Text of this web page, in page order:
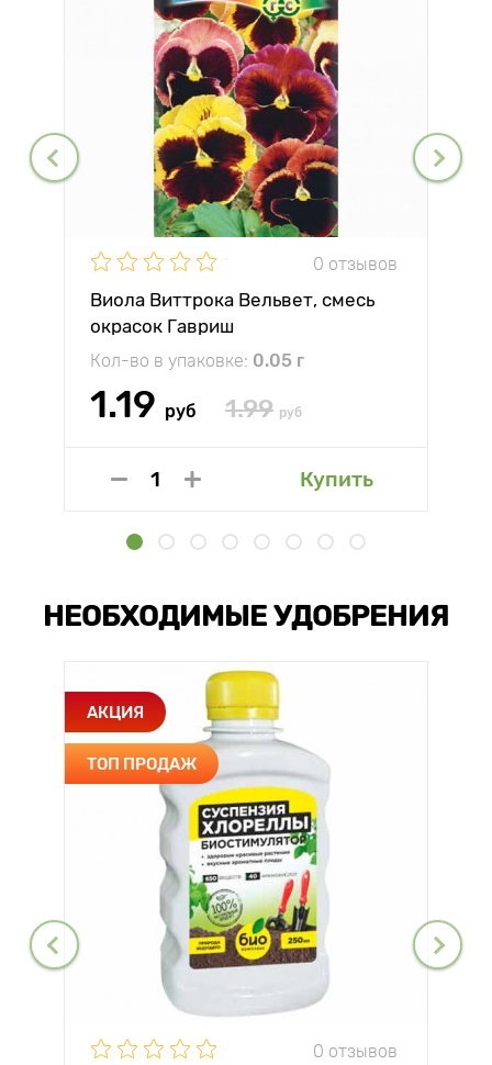
0 отзывов
Виола Виттрока Вельвет, смесь
окрасок Гавриш
Кол-во в упаковке: 0.05 г
1.19 руб 1.99 руб
Купить
НЕОБХОДИМЫЕ УДОБРЕНИЯ
АКЦИЯ
ТОП ПРОДАЖ
0 отзывов